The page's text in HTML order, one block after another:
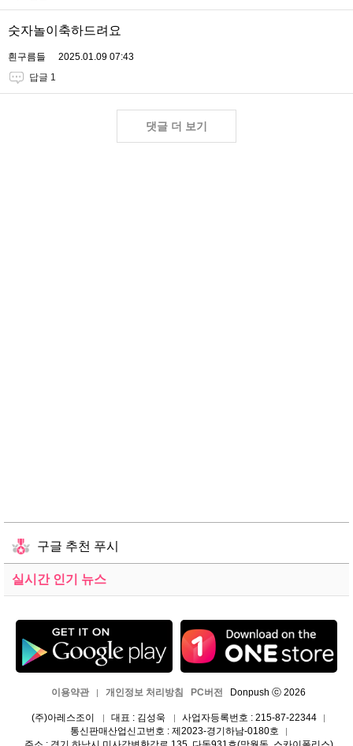
숫자놀이축하드려요
흰구름들
2025.01.09 07:43
답글 1
댓글 더 보기
구글 추천 푸시
실시간 인기 뉴스
이용약관 개인정보 처리방침 PC버전 Donpush ⓒ 2026
(주)아레스조이 대표 : 김성욱 사업자등록번호 : 215-87-22344
통신판매산업신고번호 : 제2023-경기하남-0180호